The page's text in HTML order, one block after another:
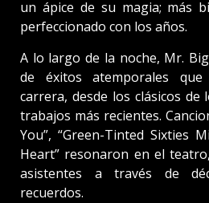
un ápice de su magia; más
perfeccionado con los años.
A lo largo de la noche, Mr.
de éxitos atemporales
carrera, desde los clásicos de
trabajos más recientes.
You”, “Green-Tinted Sixties
Heart” resonaron en el
asistentes a través de
recuerdos.